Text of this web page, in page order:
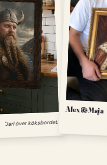
"Jarl över köksbordet."
Alex & Maja